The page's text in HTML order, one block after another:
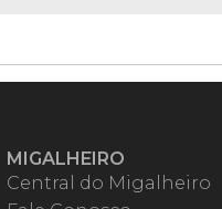
MIGALHEIRO
Central do Migalheiro